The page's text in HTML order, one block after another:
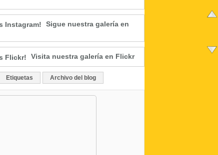
Sigue nuestra galería en
Visita nuestra galería en Flickr
Etiquetas Archivo del blog